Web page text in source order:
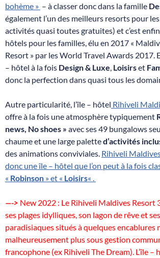
bohème » – à classer donc dans la famille
également l’un des meilleurs resorts pour
activités quasi toutes gratuites) et c’est
hôtels pour les familles, élu en 2017 «
Resort » par les World Travel Awards 2017.
– hôtel à la fois Design & Luxe Loisirset
donc la perfection dans quasi tous les
Autre particularité, l’île – hôtel Rihiveli
offre à la fois une atmosphère typiquement
news, No shoes » avec ses 49 bungalows
chaume et une large paletted’activités
des animations conviviales. Rihiveli
donc une île – hôtel que l’on peut à la fois
« Robinson » et « Loisirs« .
—-> New 2022 : Le Rihiveli Maldives Resort
ses plages idylliques, son lagon de rêve et
paradisiaques situés à quelques encablures
malheureusement plus sous gestion
francophone (ex Rihiveli The Dream). L’île –